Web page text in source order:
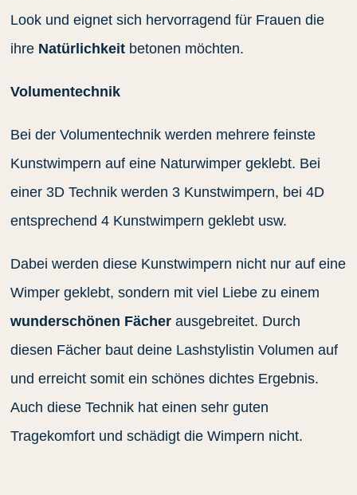
Look und eignet sich hervorragend für Frauen die
ihre Natürlichkeit betonen möchten.
Volumentechnik
Bei der Volumentechnik werden mehrere feinste
Kunstwimpern auf eine Naturwimper geklebt. Bei
einer 3D Technik werden 3 Kunstwimpern, bei 4D
entsprechend 4 Kunstwimpern geklebt usw.
Dabei werden diese Kunstwimpern nicht nur auf eine
Wimper geklebt, sondern mit viel Liebe zu einem
wunderschönen Fächer ausgebreitet. Durch
diesen Fächer baut deine Lashstylistin Volumen auf
und erreicht somit ein schönes dichtes Ergebnis.
Auch diese Technik hat einen sehr guten
Tragekomfort und schädigt die Wimpern nicht.